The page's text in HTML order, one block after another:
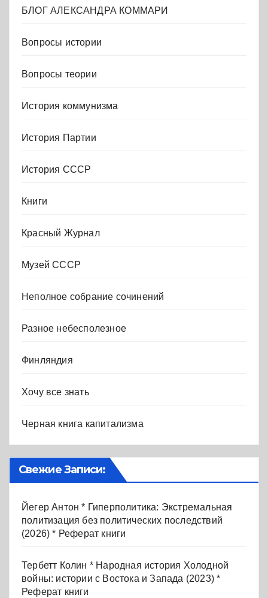
БЛОГ АЛЕКСАНДРА КОММАРИ
Вопросы истории
Вопросы теории
История коммунизма
История Партии
История СССР
Книги
Красный Журнал
Музей СССР
Неполное собрание сочинений
Разное небесполезное
Финляндия
Хочу все знать
Черная книга капитализма
Свежие Записи:
Йегер Антон * Гиперполитика: Экстремальная
политизация без политических последствий
(2026) * Реферат книги
Тербетт Колин * Народная история Холодной
войны: истории с Востока и Запада (2023) *
Реферат книги